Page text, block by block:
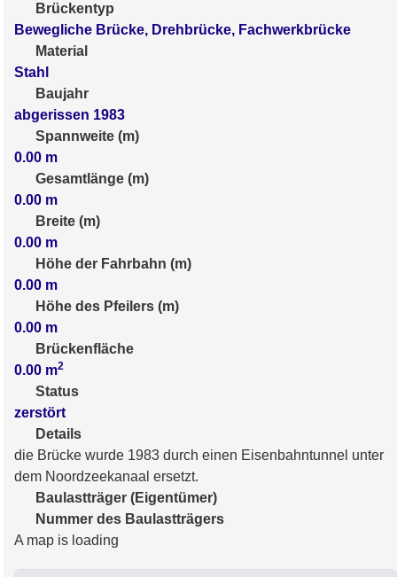
Brückentyp
Bewegliche Brücke, Drehbrücke, Fachwerkbrücke
Material
Stahl
Baujahr
abgerissen 1983
Spannweite (m)
0.00 m
Gesamtlänge (m)
0.00 m
Breite (m)
0.00 m
Höhe der Fahrbahn (m)
0.00 m
Höhe des Pfeilers (m)
0.00 m
Brückenfläche
0.00 m2
Status
zerstört
Details
die Brücke wurde 1983 durch einen Eisenbahntunnel unter
dem Noordzeekanaal ersetzt.
Baulastträger (Eigentümer)
Nummer des Baulastträgers
A map is loading